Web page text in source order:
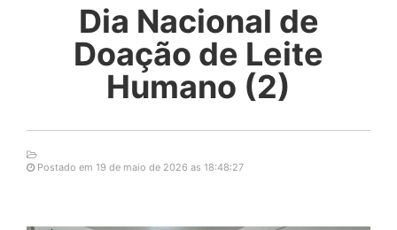
Dia Nacional de
Doação de Leite
Humano (2)
Postado em 19 de maio de 2026 as 18:48:27